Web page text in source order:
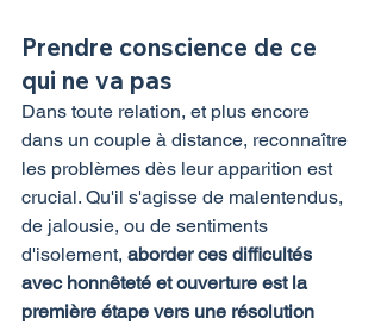
Prendre conscience de ce
qui ne va pas
Dans toute relation, et plus encore
dans un couple à distance, reconnaître
les problèmes dès leur apparition est
crucial. Qu'il s'agisse de malentendus,
de jalousie, ou de sentiments
d'isolement, aborder ces difficultés
avec honnêteté et ouverture est la
première étape vers une résolution